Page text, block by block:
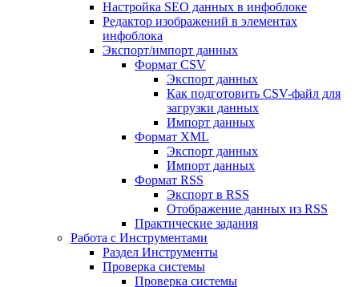
Настройка SEO данных в инфоблоке
Редактор изображений в элементах
инфоблока
Экспорт/импорт данных
Формат CSV
Экспорт данных
Как подготовить CSV-файл для
загрузки данных
Импорт данных
Формат XML
Экспорт данных
Импорт данных
Формат RSS
Экспорт в RSS
Отображение данных из RSS
Практические задания
Работа с Инструментами
Раздел Инструменты
Проверка системы
Проверка системы